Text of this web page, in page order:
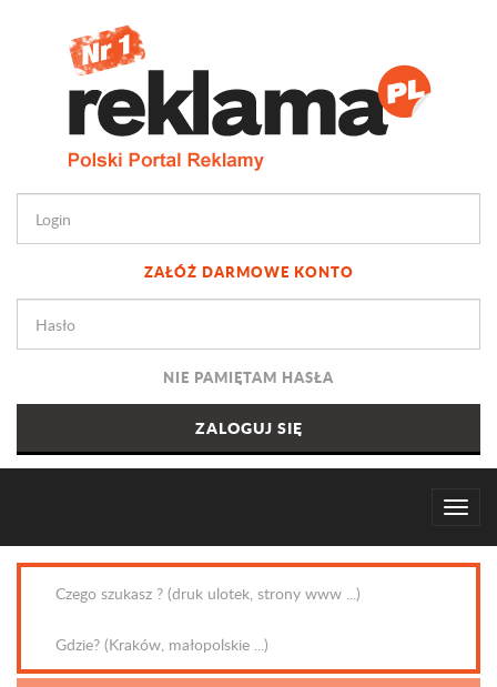
ZAŁÓŻ DARMOWE KONTO
NIE PAMIĘTAM HASŁA